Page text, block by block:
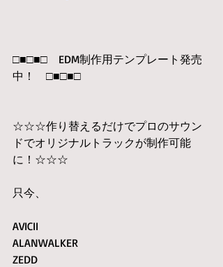
□■□■□　EDM制作用テンプレート発売
中！　□■□■□
☆☆☆作り替えるだけでプロのサウン
ドでオリジナルトラックが制作可能
に！☆☆☆
只今、
AVICII
ALANWALKER
ZEDD